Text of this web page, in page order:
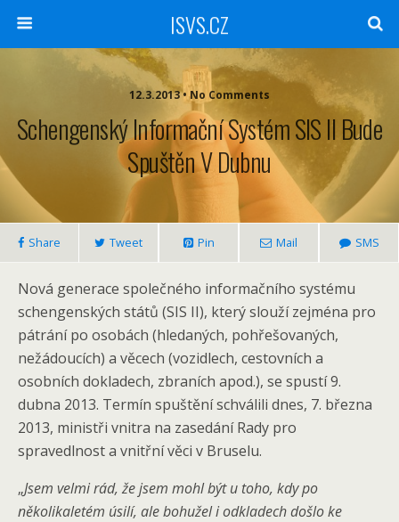
ISVS.CZ
12.3.2013 • No Comments
Schengenský Informační Systém SIS II Bude
Spuštěn V Dubnu
Share Tweet Pin Mail SMS
Nová generace společného informačního systému
schengenských států (SIS II), který slouží zejména pro
pátrání po osobách (hledaných, pohřešovaných,
nežádoucích) a věcech (vozidlech, cestovních a
osobních dokladech, zbraních apod.), se spustí 9.
dubna 2013. Termín spuštění schválili dnes, 7. března
2013, ministři vnitra na zasedání Rady pro
spravedlnost a vnitřní věci v Bruselu.
„Jsem velmi rád, že jsem mohl být u toho, kdy po
několikaletém úsilí, ale bohužel i odkladech došlo ke